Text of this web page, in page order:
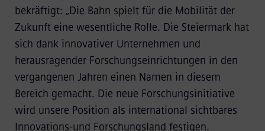
bekräftigt: „Die Bahn spielt für die Mobilität der
Zukunft eine wesentliche Rolle. Die Steiermark hat
sich dank innovativer Unternehmen und
herausragender Forschungseinrichtungen in den
vergangenen Jahren einen Namen in diesem
Bereich gemacht. Die neue Forschungsinitiative
wird unsere Position als international sichtbares
Innovations-und Forschungsland festigen.